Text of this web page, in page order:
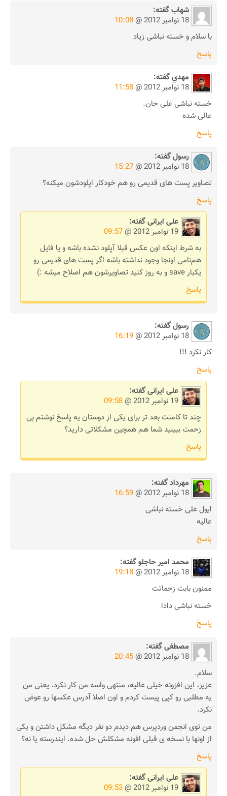
شهابگفته:
18 نوامبر 2012 @
10:08
با سلام و خسته نباشی زیاد
پاسخ
مهديگفته:
18 نوامبر 2012 @
11:58
خسته نباشی علی جان.
عالی شده
پاسخ
رسولگفته:
18 نوامبر 2012 @
15:27
تصاویر پست های قدیمی رو هم خودکار اپلودشون میکنه؟
پاسخ
علی ایرانیگفته:
19 نوامبر 2012 @
09:57
به شرط اینکه اون عکس قبلا آپلود نشده باشه و یا فایل
هم‌نامی اونجا وجود نداشته باشه اگر پست های قدیمی رو
یکبار save و به روز کنید تصاویرشون هم اصلاح میشه :)
پاسخ
رسولگفته:
18 نوامبر 2012 @
16:19
کار نکرد !!!
پاسخ
علی ایرانیگفته:
19 نوامبر 2012 @
09:58
چند تا کامنت بعد تر برای یکی از دوستان یه پاسخ نوشتم بی
زحمت ببینید شما هم همچین مشکلاتی دارید؟
پاسخ
مهردادگفته:
18 نوامبر 2012 @
16:59
ایول علی خسته نباشی
عالیه
پاسخ
محمد امیر حاجلوگفته:
18 نوامبر 2012 @
19:18
ممنون بابت زحماتت
خسته نباشی دادا
پاسخ
مصطفیگفته:
18 نوامبر 2012 @
20:45
سلام.
عزیز، این افزونه خیلی عالیه، منتهی واسه من کار نکرد. یعنی من
یه مطلبی رو کپی پیست کردم و اون اصلا آدرس عکسها رو عوض
نکرد.
من توی انجمن وردپرس هم دیدم دو نفر دیگه مشکل داشتن و یکی
از اونها با نسخه ی قبلی افونه مشکلش حل شده. ایندرسته یا نه؟
پاسخ
علی ایرانیگفته:
19 نوامبر 2012 @
09:53